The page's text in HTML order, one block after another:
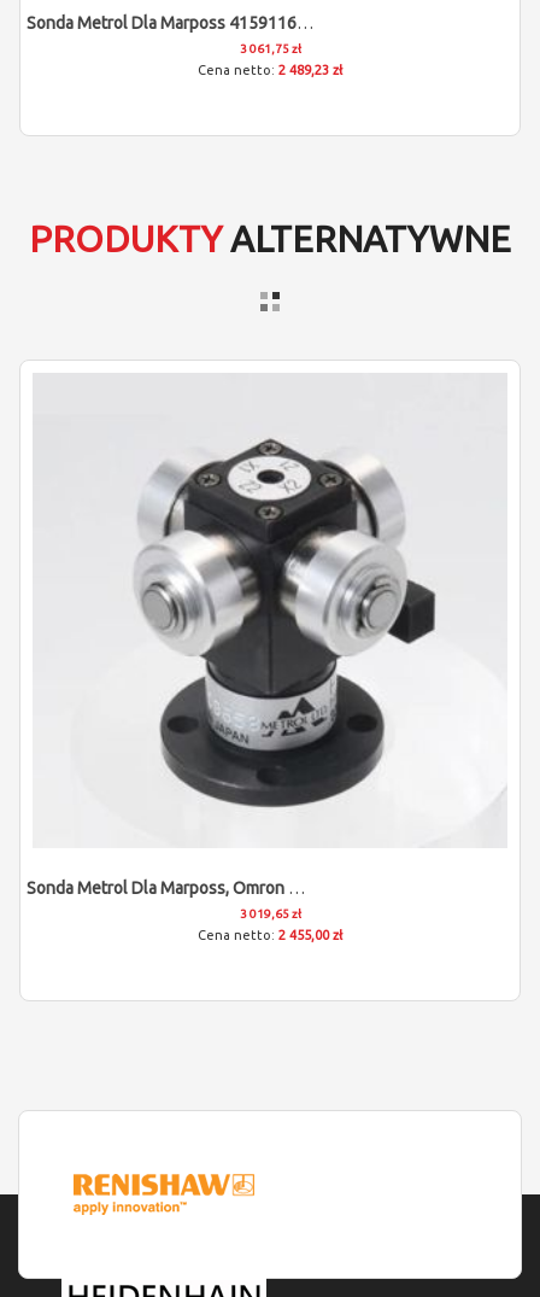
Sonda Metrol Dla Marposs 4159116618
3 061,75 zł
2 489,23 zł
PRODUKTYALTERNATYWNE
Sonda Metrol Dla Marposs, Omron Mazak, E-SUNG, Azuma
3 019,65 zł
2 455,00 zł